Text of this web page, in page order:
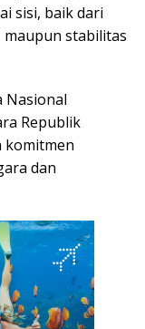
sisi, baik dari
maupun stabilitas
Nasional
Republik
komitmen
dan